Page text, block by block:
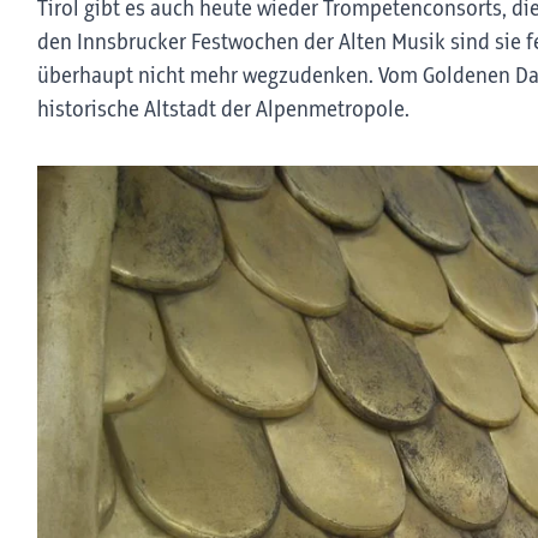
Tirol gibt es auch heute wieder Trompetenconsorts,
den Innsbrucker Festwochen der Alten Musik sind
überhaupt nicht mehr wegzudenken. Vom Goldenen
historische Altstadt der Alpenmetropole.